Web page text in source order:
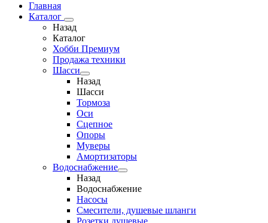
Главная
Каталог
Назад
Каталог
Хобби Премиум
Продажа техники
Шасси
Назад
Шасси
Тормоза
Оси
Сцепное
Опоры
Муверы
Амортизаторы
Водоснабжение
Назад
Водоснабжение
Насосы
Смесители, душевые шланги
Розетки душевые